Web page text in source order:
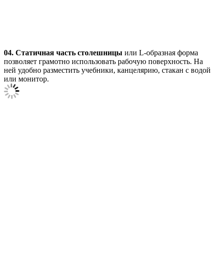
04. Статичная часть столешницы или L-образная форма
позволяет грамотно использовать рабочую поверхность. На
ней удобно разместить учебники, канцелярию, стакан с водой
или монитор.